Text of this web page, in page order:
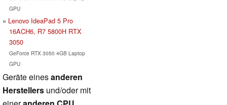
GPU
Lenovo IdeaPad 5 Pro
16ACH6, R7 5800H RTX
3050
GeForce RTX 3050 4GB Laptop
GPU
Geräte einesanderen
Herstellers und/oder mit